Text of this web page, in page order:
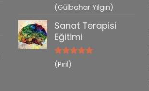
5 üzerinden
5
(Gülbahar Yılgın)
Sanat Terapisi
Eğitimi
5 üzerinden
5
oy aldı
(Pırıl)